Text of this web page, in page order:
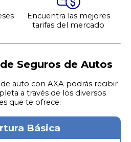
Encuentra las mejores
tarifas del mercado
Seguros de Autos
auto con AXA podrás recibir
a través de los diversos
que te ofrece:
Básica